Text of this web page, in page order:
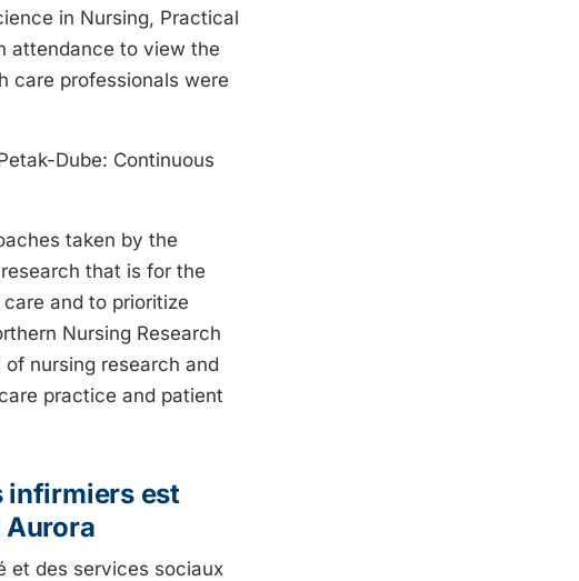
in Nursing, Practical
attendance to view the
care professionals were
Dube: Continuous
taken by the
that is for the
and to prioritize
Nursing Research
nursing research and
practice and patient
infirmiers est
Aurora
et des services sociaux